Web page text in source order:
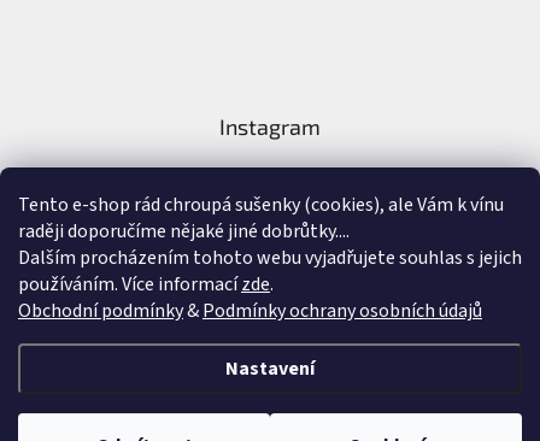
Tento e-shop rád chroupá sušenky (cookies), ale Vám k vínu
raději doporučíme nějaké jiné dobrůtky....
Dalším procházením tohoto webu vyjadřujete souhlas s jejich
používáním. Více informacízde.
Obchodní podmínky&Podmínky ochrany osobních údajů
Nastavení
Instagram
Sledovat na Instagramu
Vytvořil Shoptet &
Nejlepší Vína Online . Všechna práva vyhrazena.